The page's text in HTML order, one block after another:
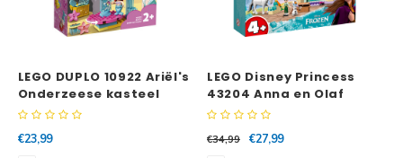
LEGO DUPLO 10922 Ariël's
Onderzeese kasteel
€23,99
LEGO Disney Princess
43204 Anna en Olaf
Plezier in het kasteel
€34,99
€27,99